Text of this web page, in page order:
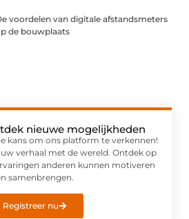
voordelen van digitale afstandsmeters
de bouwplaats
nieuwe mogelijkheden
kans om ons platform te verkennen!
verhaal met de wereld. Ontdek op
anderen kunnen motiveren
samenbrengen.
Registreer nu